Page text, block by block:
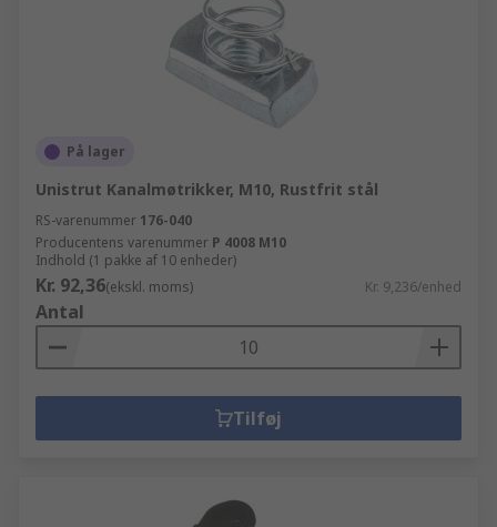
På lager
Unistrut Kanalmøtrikker, M10, Rustfrit stål
RS-varenummer 176-040
Producentens varenummer P 4008 M10
Indhold (1 pakke af 10 enheder)
Kr. 92,36(ekskl. moms) Kr. 9,236/enhed
Antal
Tilføj